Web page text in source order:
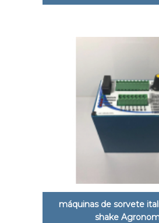
máquinas de sorvete
shake